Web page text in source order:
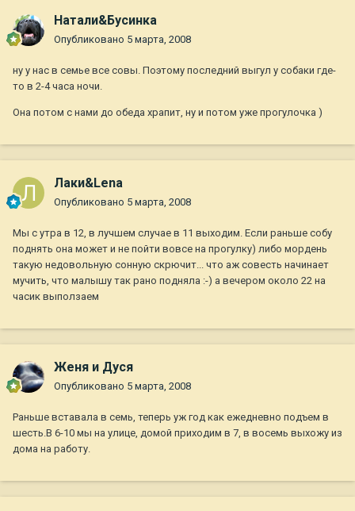
Натали&Бусинка
Опубликовано 5 марта, 2008
ну у нас в семье все совы. Поэтому последний выгул у собаки где-
то в 2-4 часа ночи.
Она потом с нами до обеда храпит, ну и потом уже прогулочка )
Лаки&Lena
Опубликовано 5 марта, 2008
Мы с утра в 12, в лучшем случае в 11 выходим. Если раньше собу
поднять она может и не пойти вовсе на прогулку) либо мордень
такую недовольную сонную скрючит... что аж совесть начинает
мучить, что малышу так рано подняла :-) а вечером около 22 на
часик выползаем
Женя и Дуся
Опубликовано 5 марта, 2008
Раньше вставала в семь, теперь уж год как ежедневно подъем в
шесть.В 6-10 мы на улице, домой приходим в 7, в восемь выхожу из
дома на работу.